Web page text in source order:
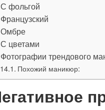
С фольгой
Французский
Омбре
С цветами
Фотографии трендового
Похожий маникюр: